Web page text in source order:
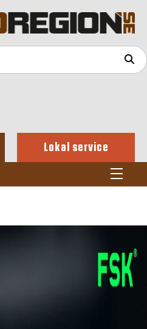
Lokal service